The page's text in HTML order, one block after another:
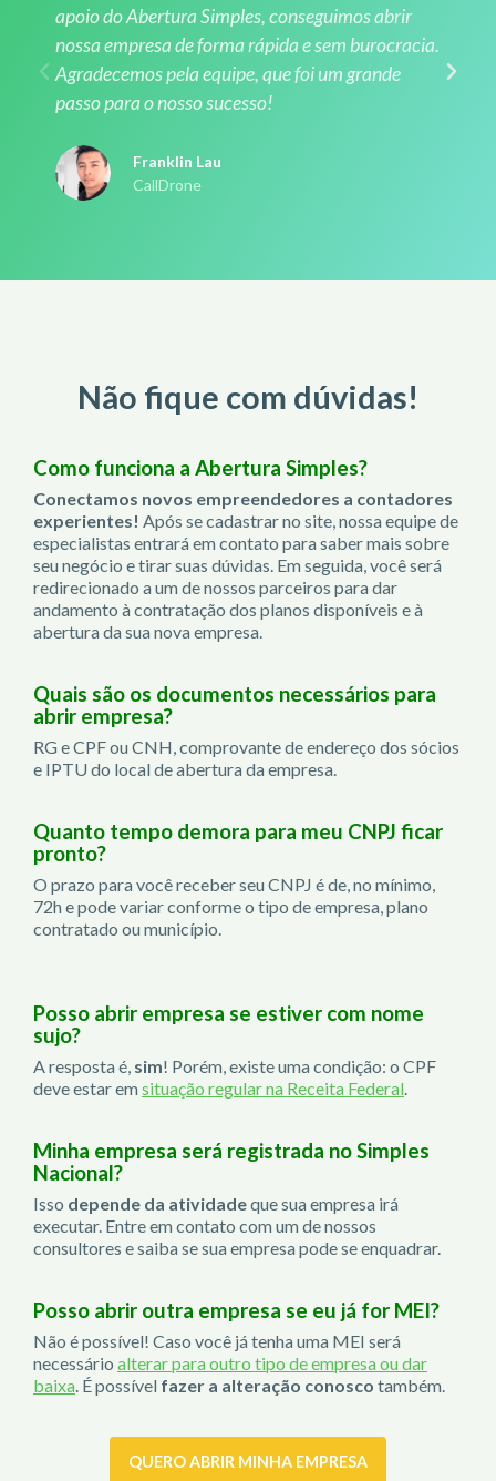
apoio do Abertura Simples, conseguimos abrir
nossa empresa de forma rápida e sem burocracia.
Agradecemos pela equipe, que foi um grande
passo para o nosso sucesso!
Franklin Lau
CallDrone
Não fique com dúvidas!
Como funciona a Abertura Simples?
Conectamos novos empreendedores a contadores
experientes! Após se cadastrar no site, nossa equipe de
especialistas entrará em contato para saber mais sobre
seu negócio e tirar suas dúvidas. Em seguida, você será
redirecionado a um de nossos parceiros para dar
andamento à contratação dos planos disponíveis e à
abertura da sua nova empresa.
Quais são os documentos necessários para
abrir empresa?
RG e CPF ou CNH, comprovante de endereço dos sócios
e IPTU do local de abertura da empresa.
Quanto tempo demora para meu CNPJ ficar
pronto?
O prazo para você receber seu CNPJ é de, no mínimo,
72h e pode variar conforme o tipo de empresa, plano
contratado ou município.
Posso abrir empresa se estiver com nome
sujo?
A resposta é, sim! Porém, existe uma condição: o CPF
deve estar emsituação regular na Receita Federal.
Minha empresa será registrada no Simples
Nacional?
Isso depende da atividadeque sua empresa irá
executar. Entre em contato com um de nossos
consultores e saiba se sua empresa pode se enquadrar.
Posso abrir outra empresa se eu já for MEI?
Não é possível! Caso você já tenha uma MEI será
necessário alterar para outro tipo de empresa ou dar
baixa. É possível fazer a alteração conosco também.
QUERO ABRIR MINHA EMPRESA